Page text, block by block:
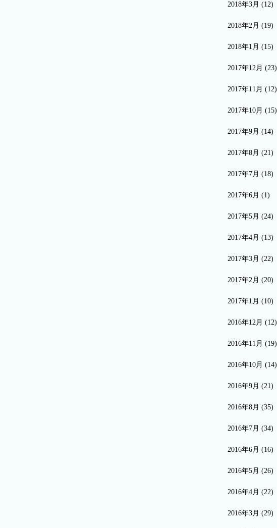
2018年3月 (12)
2018年2月 (19)
2018年1月 (15)
2017年12月 (23)
2017年11月 (12)
2017年10月 (15)
2017年9月 (14)
2017年8月 (21)
2017年7月 (18)
2017年6月 (1)
2017年5月 (24)
2017年4月 (13)
2017年3月 (22)
2017年2月 (20)
2017年1月 (10)
2016年12月 (12)
2016年11月 (19)
2016年10月 (14)
2016年9月 (21)
2016年8月 (35)
2016年7月 (34)
2016年6月 (16)
2016年5月 (26)
2016年4月 (22)
2016年3月 (29)